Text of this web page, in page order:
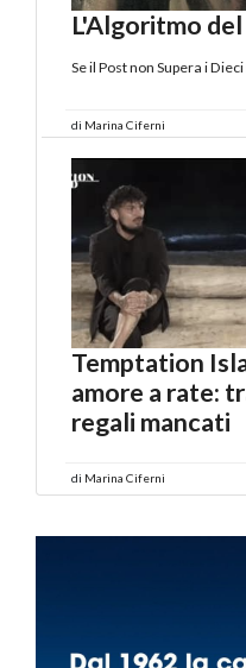
L'Algoritmo
Se il Post non Supera i
di Marina Ciferni
Temptation
amore a rate:
regali mancati
di Marina Ciferni